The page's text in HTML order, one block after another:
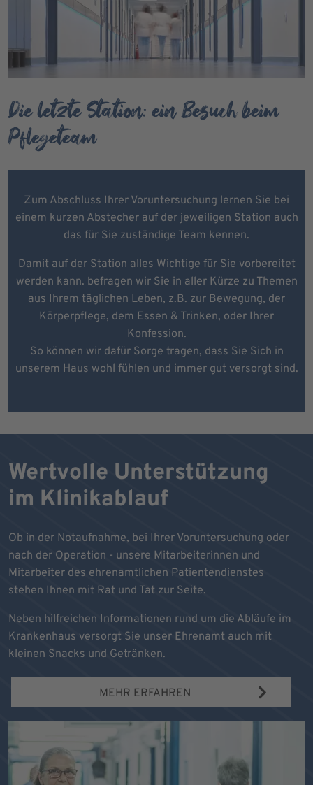
Die letzte Station: ein Besuch beim
Pflegeteam
Zum Abschluss Ihrer Voruntersuchung lernen Sie bei
einem kurzen Abstecher auf der jeweiligen Station auch
das für Sie zuständige Team kennen.
Damit auf der Station alles Wichtige für Sie vorbereitet
werden kann. befragen wir Sie in aller Kürze zu Themen
aus Ihrem täglichen Leben, z.B. zur Bewegung, der
Körperpflege, dem Essen & Trinken, oder Ihrer
Konfession.
So können wir dafür Sorge tragen, dass Sie Sich in
unserem Haus wohl fühlen und immer gut versorgt sind.
Wertvolle Unterstützung
im Klinikablauf
Ob in der Notaufnahme, bei Ihrer Voruntersuchung oder
nach der Operation - unsere Mitarbeiterinnen und
Mitarbeiter des ehrenamtlichen Patientendienstes
stehen Ihnen mit Rat und Tat zur Seite.
Neben hilfreichen Informationen rund um die Abläufe im
Krankenhaus versorgt Sie unser Ehrenamt auch mit
kleinen Snacks und Getränken.
MEHR ERFAHREN